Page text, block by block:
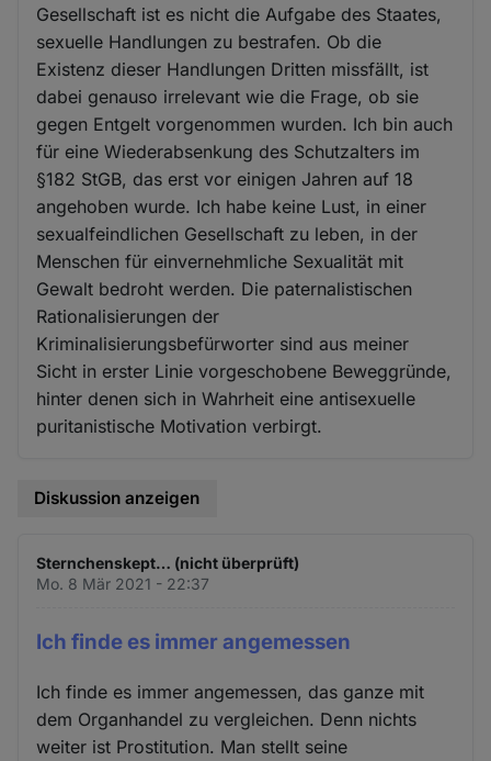
Gesellschaft ist es nicht die Aufgabe des Staates,
sexuelle Handlungen zu bestrafen. Ob die
Existenz dieser Handlungen Dritten missfällt, ist
dabei genauso irrelevant wie die Frage, ob sie
gegen Entgelt vorgenommen wurden. Ich bin auch
für eine Wiederabsenkung des Schutzalters im
§182 StGB, das erst vor einigen Jahren auf 18
angehoben wurde. Ich habe keine Lust, in einer
sexualfeindlichen Gesellschaft zu leben, in der
Menschen für einvernehmliche Sexualität mit
Gewalt bedroht werden. Die paternalistischen
Rationalisierungen der
Kriminalisierungsbefürworter sind aus meiner
Sicht in erster Linie vorgeschobene Beweggründe,
hinter denen sich in Wahrheit eine antisexuelle
puritanistische Motivation verbirgt.
Diskussion anzeigen
Sternchenskept… (nicht überprüft)
Mo. 8 Mär 2021 - 22:37
Ich finde es immer angemessen
Ich finde es immer angemessen, das ganze mit
dem Organhandel zu vergleichen. Denn nichts
weiter ist Prostitution. Man stellt seine